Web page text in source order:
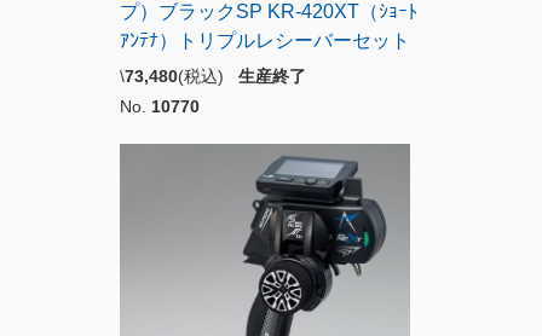
プ）ブラックSP KR-420XT（ｼｮｰﾄ
ｱﾝﾃﾅ）トリプルレシーバーセット
\73,480(税込) 生産終了
No. 10770